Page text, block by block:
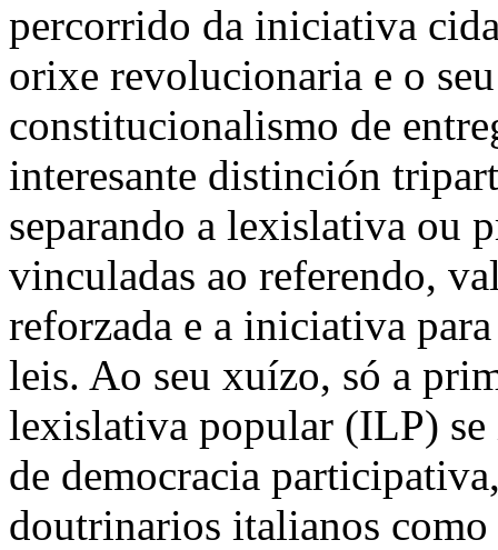
percorrido da iniciativa
orixe revolucionaria e o
constitucionalismo de
interesante distinción
separando a lexislativa ou
vinculadas ao referendo,
reforzada e a iniciativa
leis. Ao seu xuízo, só a
lexislativa popular (ILP)
de democracia
doutrinarios italianos